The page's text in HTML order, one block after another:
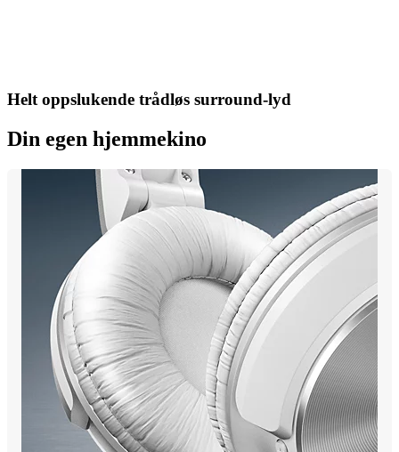
Helt oppslukende trådløs surround-lyd
Din egen hjemmekino